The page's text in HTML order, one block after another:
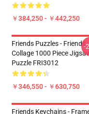
￥384,250 - ￥442,250
Friends Puzzles - Friends
Collage 1000 Piece Jigsaw
Puzzle FRI3012
￥346,550 - ￥630,750
-
Friends Keychains -